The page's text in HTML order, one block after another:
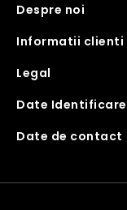
Despre noi
Informatii clienti
Legal
Date Identificare
Date de contact